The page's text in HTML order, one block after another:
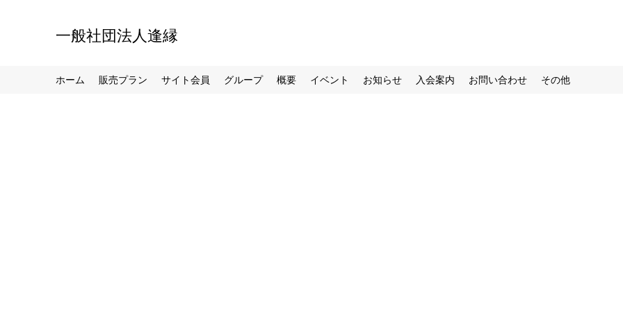
一般社団法人逢縁
ホーム 販売プラン サイト会員 グループ 概要 イベント お知らせ 入会案内 お問い合わせ その他